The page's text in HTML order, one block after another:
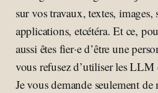
sur vos travaux, textes, images,
applications, etcétéra. Et ce,
aussi êtes fier·e d’être une
vous refusez d’utiliser les LLM
Je vous demande seulement